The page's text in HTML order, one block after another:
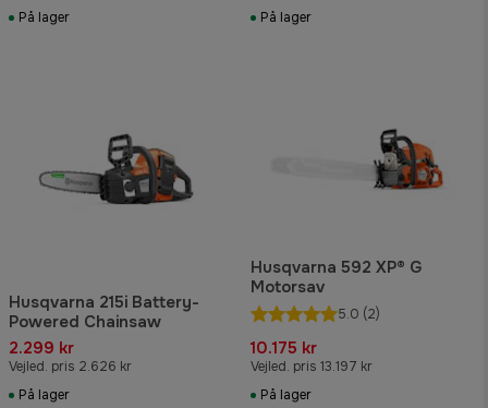
På lager
På lager
Husqvarna 215i Battery-
Powered Chainsaw
2.299 kr
Vejled. pris 2.626 kr
På lager
Husqvarna 592 XP® G
Motorsav
5.0 (2)
10.175 kr
Vejled. pris 13.197 kr
På lager